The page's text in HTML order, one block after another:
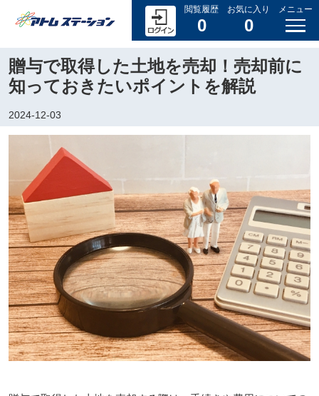
閲覧履歴
0
お気に入り
0
メニュー
贈与で取得した土地を売却！売却前に
知っておきたいポイントを解説
2024-12-03